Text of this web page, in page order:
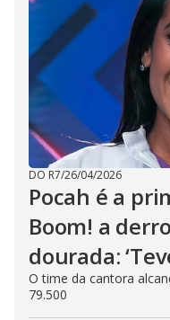
DO R7/26/04/2026
Pocah é a
Boom! a
dourada:
O time da cantora
79.500